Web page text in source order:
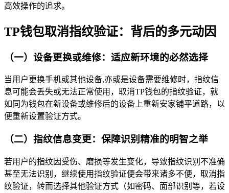
高效操作的追求。
TP钱包取消指纹验证：背后的多元动因
（一）设备更换或维修：适应新环境的必然选择
当用户更换手机或其他设备,亦或是设备需要维修时，指纹信
息可能会丢失或无法正常使用，取消TP钱包的指纹验证，就
如同为钱包在新设备或维修后的设备上重新安家铺平道路，以
便重新设置验证方式。
（二）指纹信息变更：保障识别精准的明智之举
若用户的指纹因受伤、磨损等发生变化，导致指纹识别不准确
甚至无法识别，继续使用指纹验证便会带来诸多不便，取消指
纹验证，转而选择其他验证方式（如密码、面部识别等，若设